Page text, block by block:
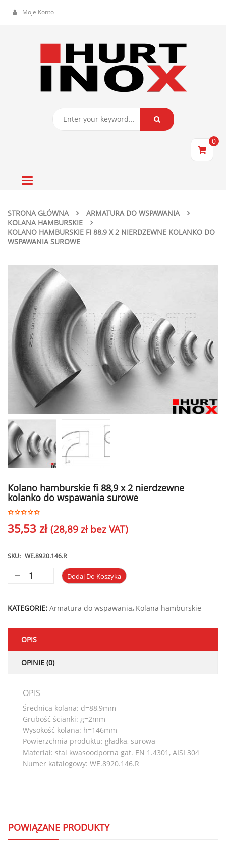
Moje Konto
0
Toggle
STRONA GŁÓWNA
ARMATURA DO WSPAWANIA
KOLANA HAMBURSKIE
KOLANO HAMBURSKIE FI 88,9 X 2 NIERDZEWNE KOLANKO DO
WSPAWANIA SUROWE
Kolano hamburskie fi 88,9 x 2 nierdzewne
kolanko do wspawania surowe
35,53 zł (28,89 złbez VAT)
SKU: WE.8920.146.R
Dodaj Do Koszyka
KATEGORIE: Armatura do wspawania, Kolana hamburskie
OPIS
OPINIE (0)
OPIS
Średnica kolana: d=88,9mm
Grubość ścianki: g=2mm
Wysokość kolana: h=146mm
Powierzchnia produktu: gładka, surowa
Materiał: stal kwasoodporna gat. EN 1.4301, AISI 304
Numer katalogowy: WE.8920.146.R
POWIĄZANE PRODUKTY